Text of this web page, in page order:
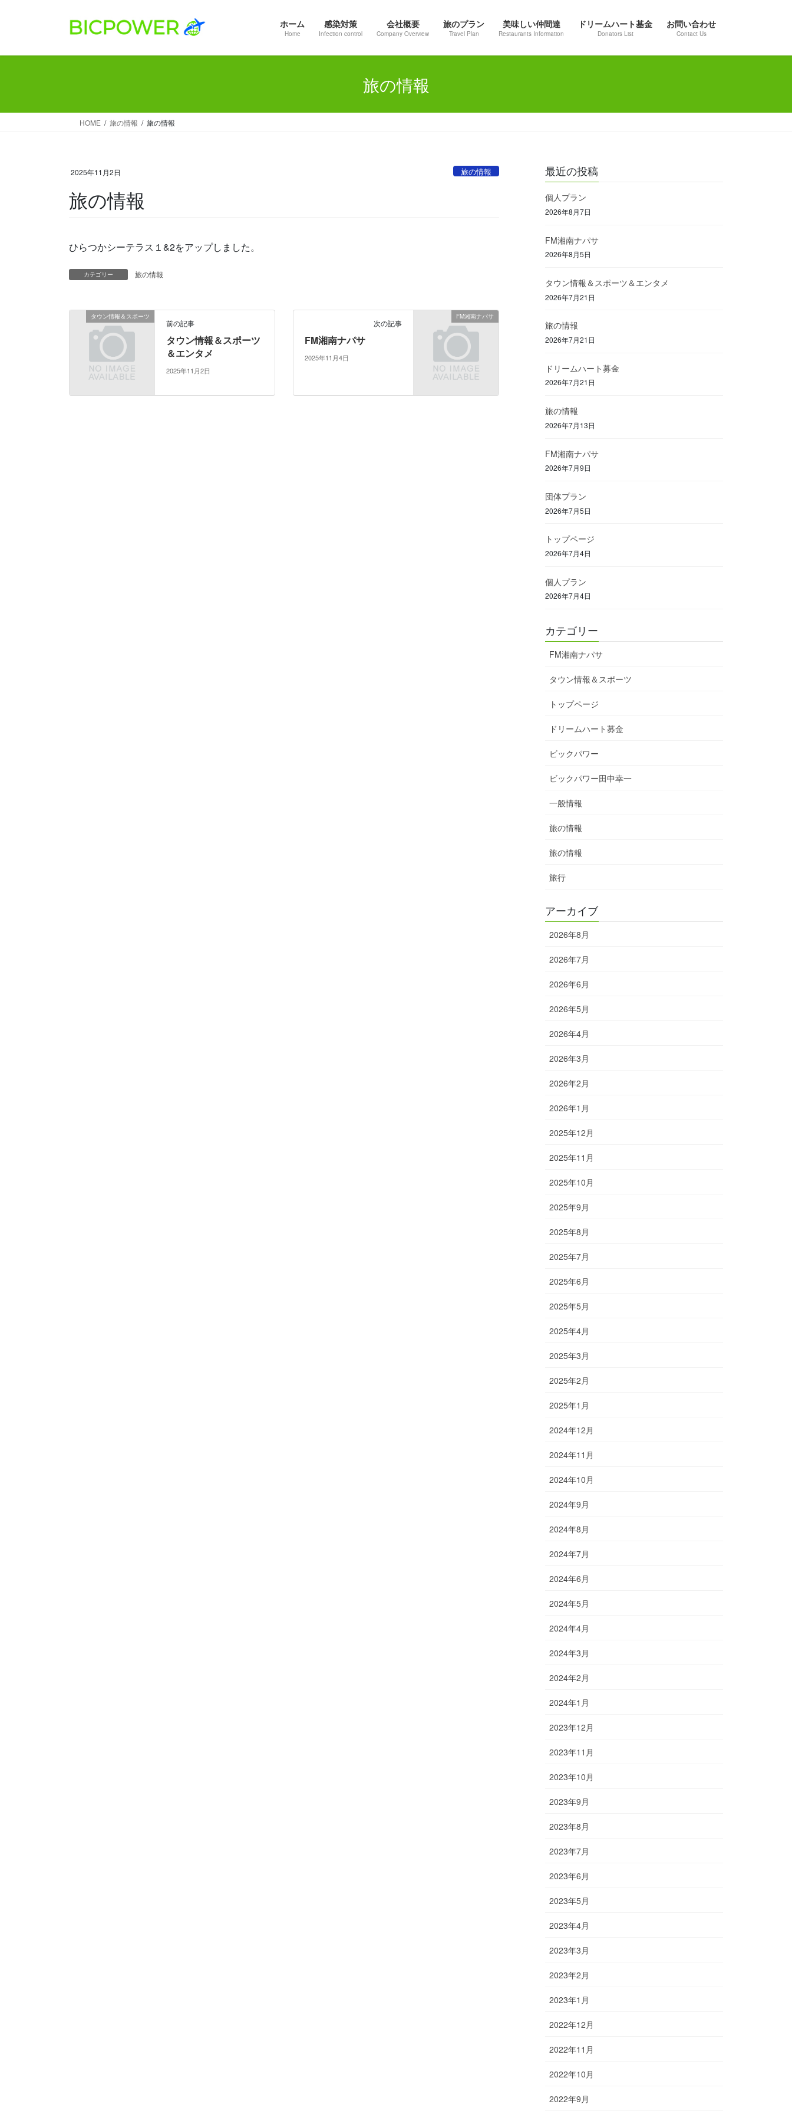
ホーム
Home
感染対策
Infection control
会社概要
Company Overview
旅のプラン
Travel Plan
美味しい仲間達
Restaurants Information
ドリームハート基金
Donators List
お問い合わせ
Contact Us
旅の情報
HOME 旅の情報 旅の情報
2025年11月2日 旅の情報
旅の情報
ひらつかシーテラス１&2をアップしました。
カテゴリー 旅の情報
タウン情報＆スポーツ
前の記事
タウン情報＆スポーツ
＆エンタメ
2025年11月2日
FM湘南ナパサ
次の記事
FM湘南ナパサ
2025年11月4日
最近の投稿
個人プラン
2026年8月7日
FM湘南ナパサ
2026年8月5日
タウン情報＆スポーツ＆エンタメ
2026年7月21日
旅の情報
2026年7月21日
ドリームハート募金
2026年7月21日
旅の情報
2026年7月13日
FM湘南ナパサ
2026年7月9日
団体プラン
2026年7月5日
トップページ
2026年7月4日
個人プラン
2026年7月4日
カテゴリー
FM湘南ナパサ
タウン情報＆スポーツ
トップページ
ドリームハート募金
ビックパワー
ビックパワー田中幸一
一般情報
旅の情報
旅の情報
旅行
アーカイブ
2026年8月
2026年7月
2026年6月
2026年5月
2026年4月
2026年3月
2026年2月
2026年1月
2025年12月
2025年11月
2025年10月
2025年9月
2025年8月
2025年7月
2025年6月
2025年5月
2025年4月
2025年3月
2025年2月
2025年1月
2024年12月
2024年11月
2024年10月
2024年9月
2024年8月
2024年7月
2024年6月
2024年5月
2024年4月
2024年3月
2024年2月
2024年1月
2023年12月
2023年11月
2023年10月
2023年9月
2023年8月
2023年7月
2023年6月
2023年5月
2023年4月
2023年3月
2023年2月
2023年1月
2022年12月
2022年11月
2022年10月
2022年9月